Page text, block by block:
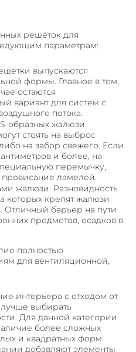
решёток для
параметрам:
выпускаются
формы. Главное в том,
остаются
вариант для систем с
потока.
образных жалюзи.
стоять на выброс
на забор свежего. Если
и более, на
перемычку,
провисание ламелей.
жалюзи. Разновидность
которых крепят жалюзи
Отличный барьер на пути
предметов, осадков в
полностью
для вентиляционной,
интерьера с отходом от
выбирать
Для данной категории
более сложных
и квадратных форм.
добавляют элементы